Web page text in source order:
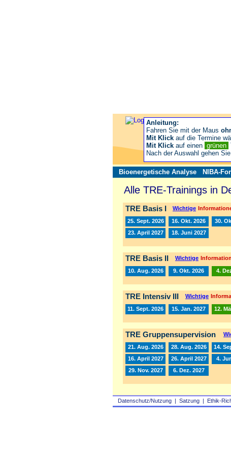
Datenschutz/Nutzung | Satzung | Ethik-
Bioenergetische Analyse NIBA-
Alle TRE-Trainings in
TRE Basis I Wichtige
25. Sept. 2026 16. Okt. 2026 30.
23. April 2027
18. Juni 2027
TRE Basis II Wichtige
10. Aug. 2026 9. Okt. 2026 4.
TRE Intensiv III Wichtige
11. Sept. 2026 15. Jan. 2027 12.
TRE Gruppensupervision
21. Aug. 2026 28. Aug. 2026 14.
16. April 2027
26. April 2027 4.
29. Nov. 2027
6. Dez. 2027
Anleitung:
Fahren Sie mit der Maus
Mit Klick auf die Termine
Mit Klick auf einen grünen
Nach der Auswahl gehen